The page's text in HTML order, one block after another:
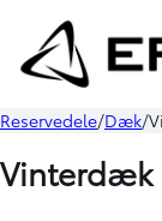
Reservedele Dæk
Vinterdæk